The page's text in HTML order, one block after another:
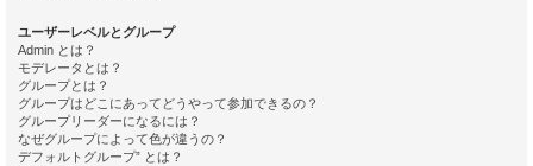
ユーザーレベルとグループ
Admin とは？
モデレータとは？
グループとは？
グループはどこにあってどうやって参加できるの？
グループリーダーになるには？
なぜグループによって色が違うの？
デフォルトグループ” とは？